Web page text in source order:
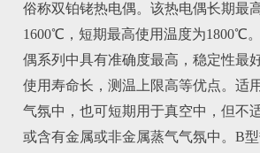
俗称双铂铑热电偶。该热电偶长期最
1600℃，短期最高使用温度为1800℃
偶系列中具有准确度最高，稳定性最
使用寿命长，测温上限高等优点。适
气氛中，也可短期用于真空中，但不
或含有金属或非金属蒸气气氛中。B